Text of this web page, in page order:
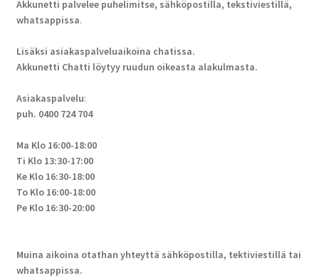
Akkunetti palvelee puhelimitse, sähköpostilla, tekstiviestillä,
whatsappissa.
Lisäksi asiakaspalveluaikoina chatissa.
Akkunetti Chatti löytyy ruudun oikeasta alakulmasta.
Asiakaspalvelu:
puh. 0400 724 704
Ma Klo 16:00-18:00
Ti Klo 13:30-17:00
Ke Klo 16:30-18:00
To Klo 16:00-18:00
Pe Klo 16:30-20:00
Muina aikoina otathan yhteyttä sähköpostilla, tektiviestillä tai
whatsappissa.